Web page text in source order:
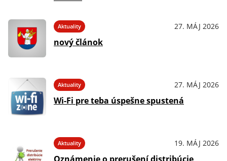
Aktuality 27. MÁJ 2026
nový článok
Aktuality 27. MÁJ 2026
Wi-Fi pre teba úspešne spustená
Aktuality 19. MÁJ 2026